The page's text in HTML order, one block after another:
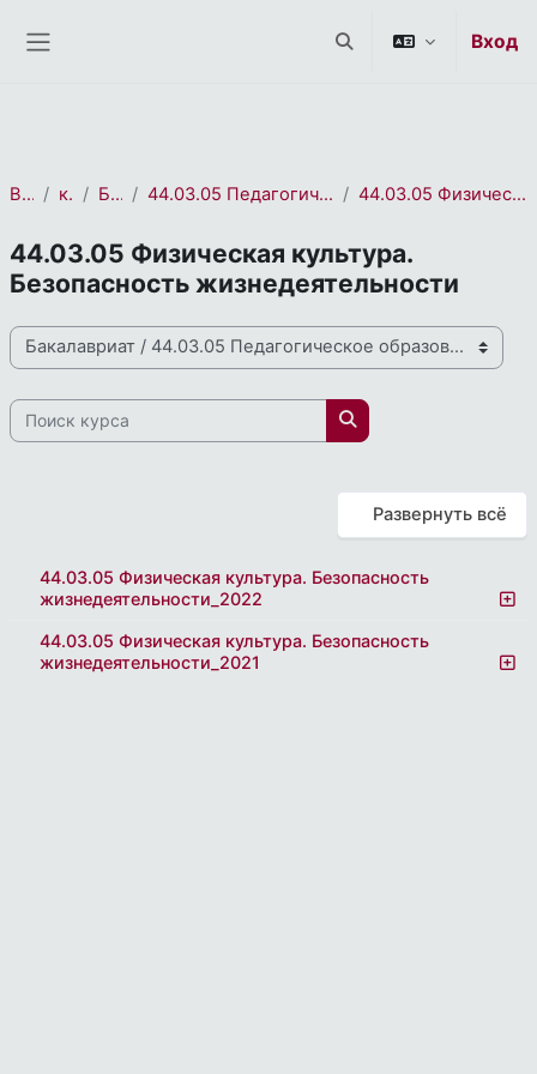
Изменить данныеВход
В начало курса(ов) Бакалавриат 44.03.05 Педагогическое образование (с двумя профилями подготовки) 44.03.05 Физическая культура. Безопасность жизнедеятельности
44.03.05 Физическая культура.
Безопасность жизнедеятельности
Направления и профили подготовки
Поиск курса
Поиск курса
Развернуть всё
44.03.05 Физическая культура. Безопасность
жизнедеятельности_2022
44.03.05 Физическая культура. Безопасность
жизнедеятельности_2021